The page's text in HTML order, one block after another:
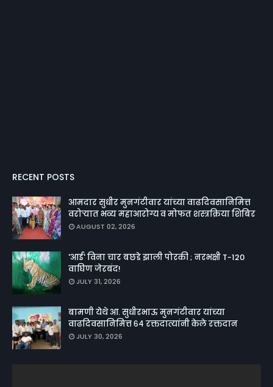
RECENT POSTS
आमदार सुधीर मुनगंटीवार यांच्या वाढदिवसानिमित्त
वरोऱ्यात भव्य महाआरोग्य व मोफत शस्त्रक्रिया शिबिर
AUGUST 02, 2026
'आई' विना चार बछडे झाली पोरकी ; नरभक्षी T-120
वाघिण जेरबंद!
JULY 31, 2026
बामणी येथे आ. सुधीरभाऊ मुनगंटीवार यांच्या
वाढदिवसानिमित्त ६४ रक्तदात्यांनी केले रक्तदान
JULY 30, 2026